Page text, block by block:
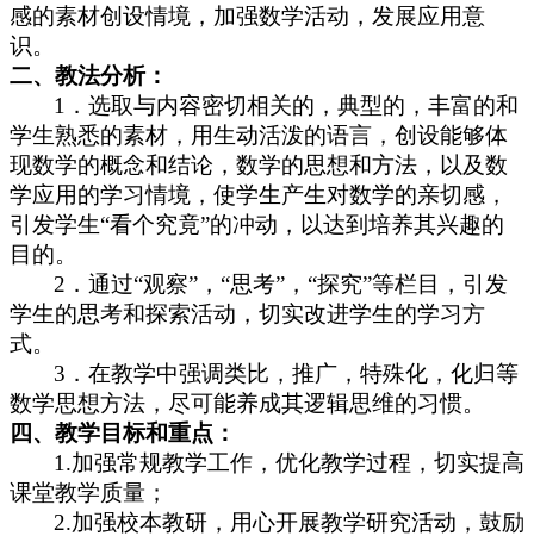
感的素材创设情境，加强数学活动，发展应用意
识。
二、 教法分析：
1． 选取与内容密切相关的，典型的，丰富的和
学生熟悉的素材，用生动活泼的语言，创设能够体
现数学的概念和结论，数学的思想和方法，以及数
学应用的学习情境，使学生产生对数学的亲切感，
引发学生“看个究竟”的冲动，以达到培养其兴趣的
目的。
2． 通过“观察” ， “思考” ， “探究”等栏目，引发
学生的思考和探索活动，切实改进学生的学习方
式。
3 ．在教学中强调类比，推广，特殊化，化归等
数学思想方法，尽可能养成其逻辑思维的习惯。
四、 教学目标和重点：
1.加强常规教学工作，优化教学过程，切实提高
课堂教学质量；
2.加强校本教研，用心开展教学研究活动，鼓励